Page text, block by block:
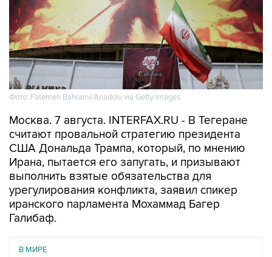
Фото: Fatemeh Bahrami/Anadolu via Getty Images
Москва. 7 августа. INTERFAX.RU - В Тегеране
США Дональда Трампа, который, по мнению
Ирана, пытается его запугать, и призывают
выполнить взятые обязательства для
урегулирования конфликта, заявил спикер
иранского парламента Мохаммад Багер
Галибаф.
В МИРЕ